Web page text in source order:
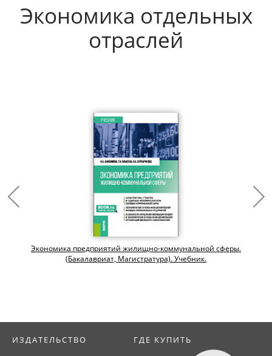
Экономика отдельных
отраслей
Экономика предприятий жилищно-коммунальной сферы.
(Бакалавриат, Магистратура). Учебник.
ИЗДАТЕЛЬСТВО ГДЕ КУПИТЬ